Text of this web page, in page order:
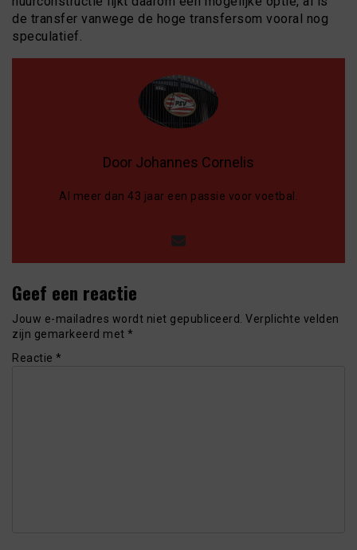
de transfer vanwege de hoge transfersom vooral nog
speculatief.
Door Johannes Cornelis
Al meer dan 43 jaar een passie voor voetbal.
Geef een reactie
Jouw e-mailadres wordt niet gepubliceerd. Verplichte velden
zijn gemarkeerd met *
Reactie *